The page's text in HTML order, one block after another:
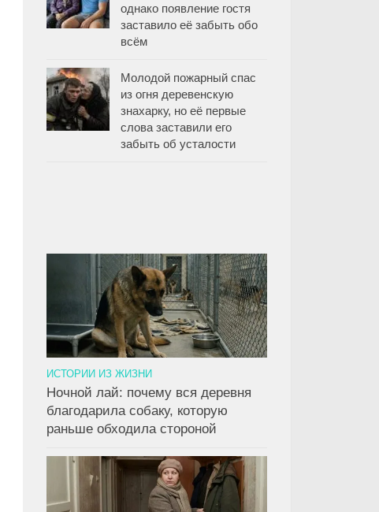
однако появление гостя
заставило её забыть обо
всём
Молодой пожарный спас
из огня деревенскую
знахарку, но её первые
слова заставили его
забыть об усталости
ИСТОРИИ ИЗ ЖИЗНИ
Ночной лай: почему вся деревня
благодарила собаку, которую
раньше обходила стороной